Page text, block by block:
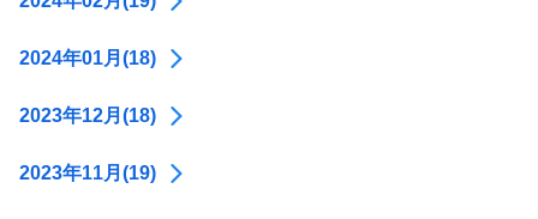
2024年01月(18)
2023年12月(18)
2023年11月(19)